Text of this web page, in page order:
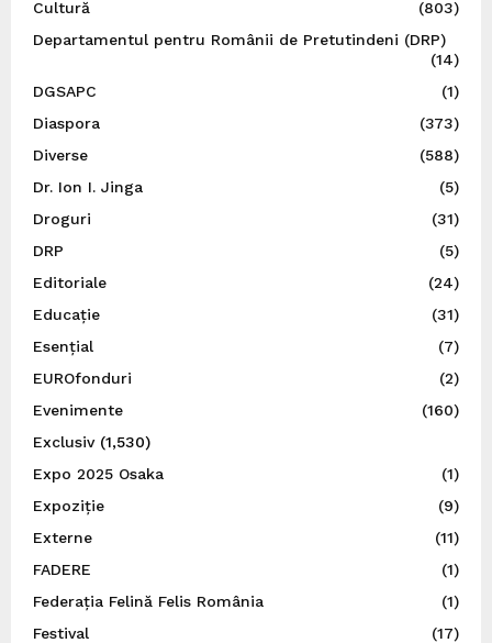
Cultură
(803)
Departamentul pentru Românii de Pretutindeni (DRP)
(14)
DGSAPC
(1)
Diaspora
(373)
Diverse
(588)
Dr. Ion I. Jinga
(5)
Droguri
(31)
DRP
(5)
Editoriale
(24)
Educație
(31)
Esențial
(7)
EUROfonduri
(2)
Evenimente
(160)
Exclusiv(1,530)
Expo 2025 Osaka
(1)
Expoziție
(9)
Externe
(11)
FADERE
(1)
Federația Felină Felis România
(1)
Festival
(17)